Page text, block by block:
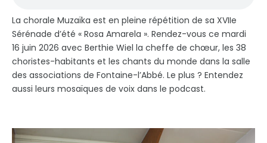
La chorale Muzaïka est en pleine répétition de sa XVIIe
Sérénade d’été « Rosa Amarela ». Rendez-vous ce mardi
16 juin 2026 avec Berthie Wiel la cheffe de chœur, les 38
choristes-habitants et les chants du monde dans la salle
des associations de Fontaine-l’Abbé. Le plus ? Entendez
aussi leurs mosaïques de voix dans le podcast.